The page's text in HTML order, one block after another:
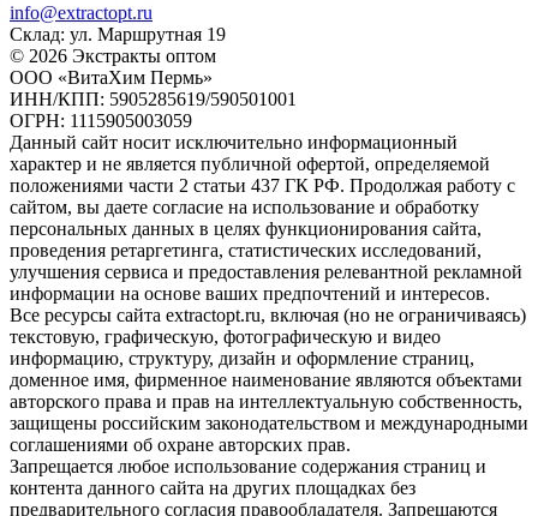
info@extractopt.ru
Склад: ул. Маршрутная 19
© 2026 Экстракты оптом
ООО «ВитаХим Пермь»
ИНН/КПП: 5905285619/590501001
ОГРН: 1115905003059
Данный сайт носит исключительно информационный
характер и не является публичной офертой, определяемой
положениями части 2 статьи 437 ГК РФ. Продолжая работу с
сайтом, вы даете согласие на использование и обработку
персональных данных в целях функционирования сайта,
проведения ретаргетинга, статистических исследований,
улучшения сервиса и предоставления релевантной рекламной
информации на основе ваших предпочтений и интересов.
Все ресурсы сайта extractopt.ru, включая (но не ограничиваясь)
текстовую, графическую, фотографическую и видео
информацию, структуру, дизайн и оформление страниц,
доменное имя, фирменное наименование являются объектами
авторского права и прав на интеллектуальную собственность,
защищены российским законодательством и международными
соглашениями об охране авторских прав.
Запрещается любое использование содержания страниц и
контента данного сайта на других площадках без
предварительного согласия правообладателя. Запрещаются